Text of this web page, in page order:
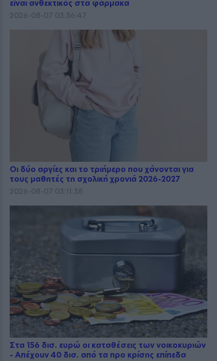
είναι ανθεκτικός στα φάρμακα
2026-08-07 03:36:47
Οι δύο αργίες και το τριήμερο που χάνονται για
τους μαθητές τη σχολική χρονιά 2026-2027
2026-08-07 03:11:38
Στα 156 δισ. ευρώ οι καταθέσεις των νοικοκυριών
- Απέχουν 40 δισ. από τα προ κρίσης επίπεδα